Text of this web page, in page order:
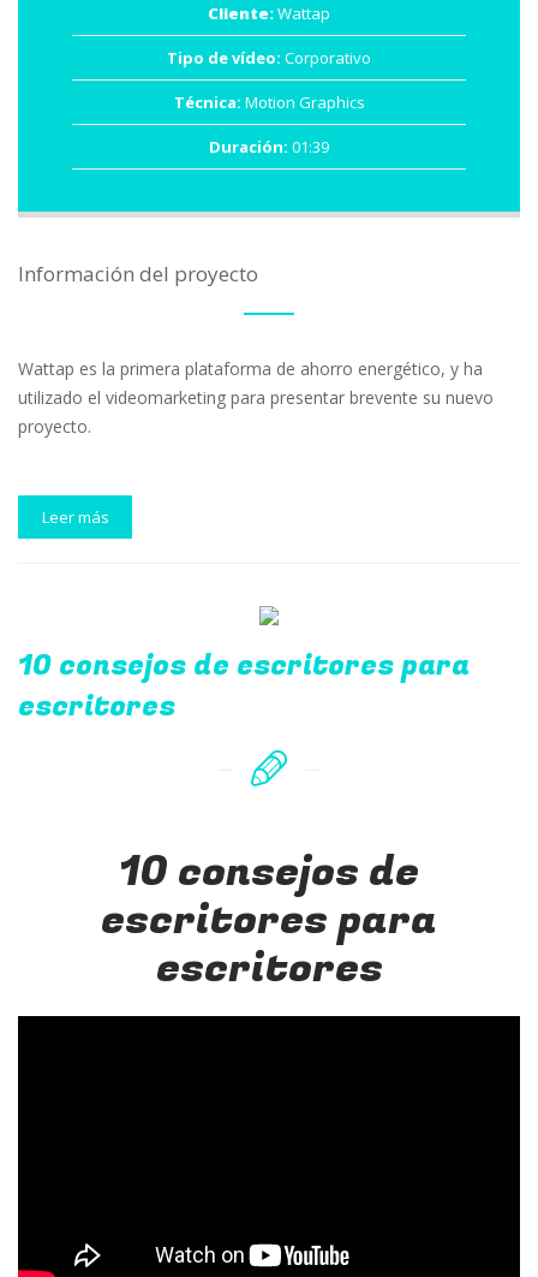
Cliente:Wattap
Tipo de vídeo: Corporativo
Técnica: Motion Graphics
Duración: 01:39
Información del proyecto
Wattap es la primera plataforma de ahorro energético, y ha
utilizado el videomarketing para presentar brevente su nuevo
proyecto.
Leer más
10 consejos de escritores para
escritores
10 consejos de
escritores para
escritores